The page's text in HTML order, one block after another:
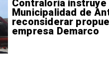
Contraloría instruye
Municipalidad de
reconsiderar
empresa Demarco